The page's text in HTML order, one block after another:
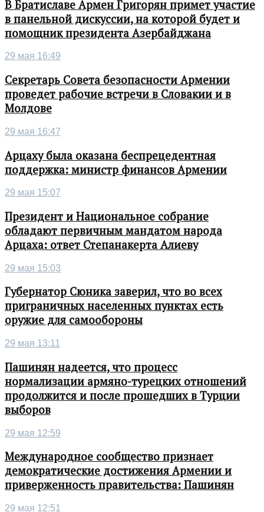
В Братиславе Армен Григорян примет участие
в панельной дискуссии, на которой будет и
помощник президента Азербайджана
29 мая 16:49
Секретарь Совета безопасности Армении
проведет рабочие встречи в Словакии и в
Молдове
29 мая 16:47
Арцаху была оказана беспрецедентная
поддержка: министр финансов Армении
29 мая 15:07
Президент и Национальное собрание
обладают первичным мандатом народа
Арцаха: ответ Степанакерта Алиеву
29 мая 15:03
Губернатор Сюника заверил, что во всех
приграничных населенных пунктах есть
оружие для самообороны
29 мая 13:11
Пашинян надеется, что процесс
нормализации армяно-турецких отношений
продолжится и после прошедших в Турции
выборов
29 мая 12:59
Международное сообщество признает
демократические достижения Армении и
приверженность правительства: Пашинян
29 мая 12:51